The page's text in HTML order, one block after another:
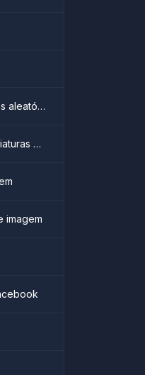
Gerador de palavras aleatórias
Downloader de miniaturas do YouTube
imagem